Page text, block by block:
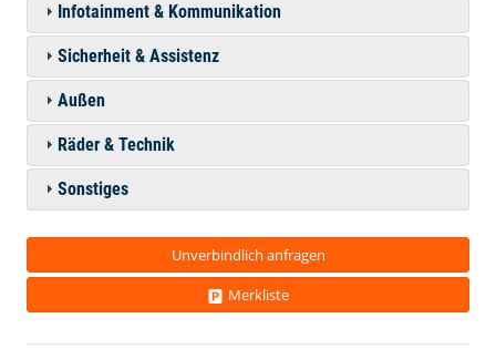
Infotainment & Kommunikation
Sicherheit & Assistenz
Außen
Räder & Technik
Sonstiges
Unverbindlich anfragen
Merkliste